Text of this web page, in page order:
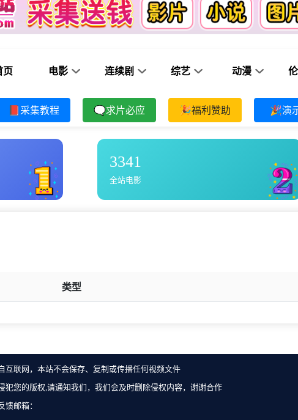
页 电影 连续剧 综艺 动漫
📕采集教程 🗨求片必应 🎉福利赞助 🎉演
3341
全站电影
类型
互联网，本站不会保存、复制或传播任何视频文件
犯您的版权,请通知我们，我们会及时删除侵权内容，谢谢合作
馈邮箱：